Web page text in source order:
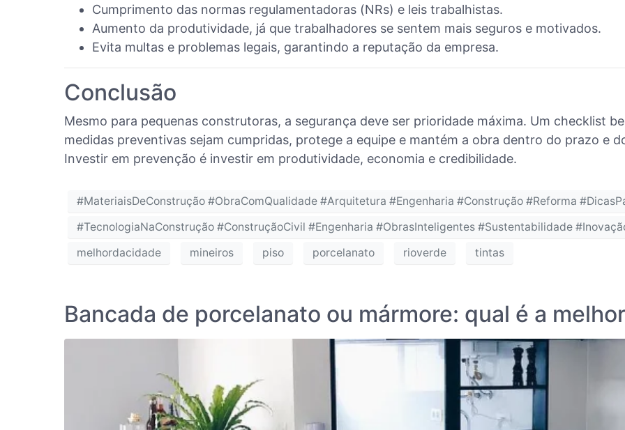
Cumprimento das normas regulamentadoras (NRs) e leis trabalhistas.
Aumento da produtividade, já que trabalhadores se sentem mais seguros e motivados.
Evita multas e problemas legais, garantindo a reputação da empresa.
Conclusão
Mesmo para pequenas construtoras, a segurança deve ser prioridade máxima. Um checklist
medidas preventivas sejam cumpridas, protege a equipe e mantém a obra dentro do prazo e
Investir em prevenção é investir em produtividade, economia e credibilidade.
#MateriaisDeConstrução #ObraComQualidade #Arquitetura #Engenharia #Construção #Reforma
#TecnologiaNaConstrução #ConstruçãoCivil #Engenharia #ObrasInteligentes #Sustentabilidade
melhordacidade
mineiros piso porcelanato rioverde tintas
Bancada de porcelanato ou mármore: qual é a